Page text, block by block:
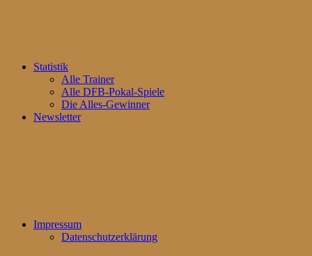
Statistik
Alle Trainer
Alle DFB-Pokal-Spiele
Die Alles-Gewinner
Newsletter
Impressum
Datenschutzerklärung